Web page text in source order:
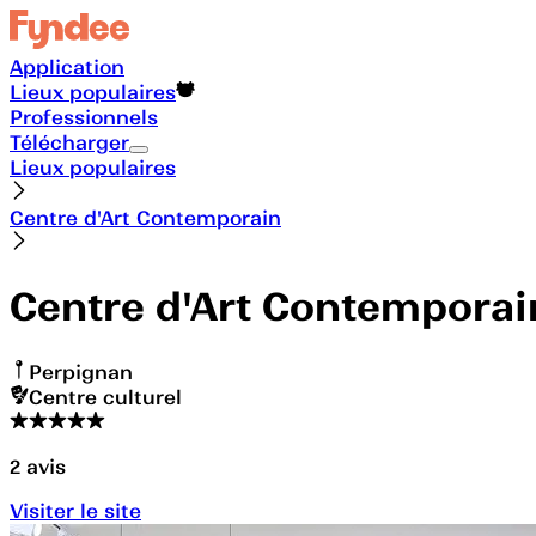
Application
Lieux populaires
Professionnels
Télécharger
Lieux populaires
Centre d'Art Contemporain
Centre d'Art
Perpignan
Centre culturel
2 avis
Visiter le site